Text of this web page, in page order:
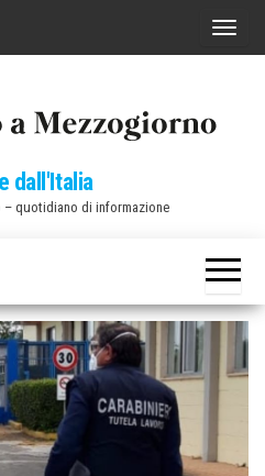
C
a
v
g
i
dall'Italia
quotidiano di informazione